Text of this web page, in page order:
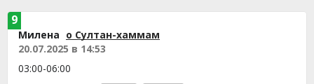
Милена о Султан-хаммам
20.07.2025 в 14:53
03:00-06:00
9